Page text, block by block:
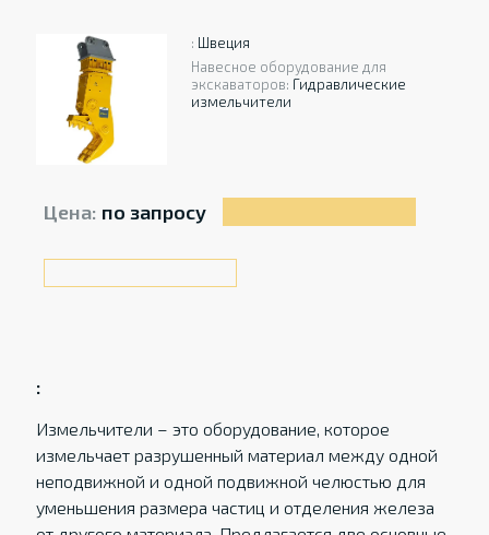
: Швеция
Навесное оборудование для
экскаваторов: Гидравлические
измельчители
Цена: по запросу
:
Измельчители – это оборудование, которое
измельчает разрушенный материал между одной
неподвижной и одной подвижной челюстью для
уменьшения размера частиц и отделения железа